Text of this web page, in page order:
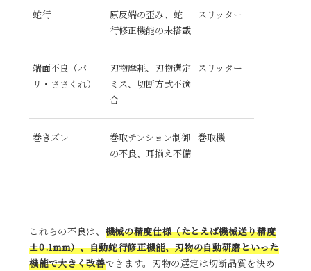
蛇行
原反端の歪み、蛇
行修正機能の未搭載
スリッター
端面不良（バ
リ・ささくれ）
刃物摩耗、刃物選定
ミス、切断方式不適
合
スリッター
巻きズレ
巻取テンション制御
の不良、耳揃え不備
巻取機
これらの不良は、 機械の精度仕様（たとえば機械送り精度
±0.1mm）、自動蛇行修正機能、刃物の自動研磨といった
機能で大きく改善できます。刃物の選定は切断品質を決め